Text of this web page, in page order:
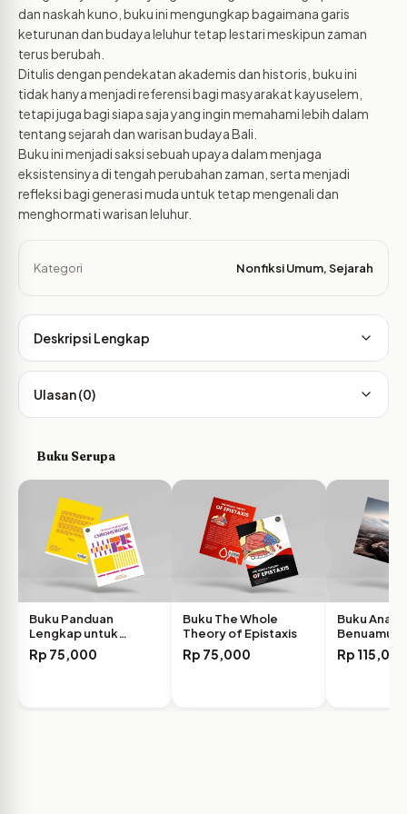
dan naskah kuno, buku ini mengungkap bagaimana garis
keturunan dan budaya leluhur tetap lestari meskipun zaman
terus berubah.
Ditulis dengan pendekatan akademis dan historis, buku ini
tidak hanya menjadi referensi bagi masyarakat kayuselem,
tetapi juga bagi siapa saja yang ingin memahami lebih dalam
tentang sejarah dan warisan budaya Bali.
Buku ini menjadi saksi sebuah upaya dalam menjaga
eksistensinya di tengah perubahan zaman, serta menjadi
refleksi bagi generasi muda untuk tetap mengenali dan
menghormati warisan leluhur.
Kategori Nonfiksi Umum,Sejarah
Deskripsi Lengkap
Ulasan (0)
Buku Serupa
Buku Panduan
Lengkap untuk
Google Chromebook
Rp 75,000
Buku The Whole
Theory of Epistaxis
Rp 75,000
Buku
Benuamu
Rp 115,000